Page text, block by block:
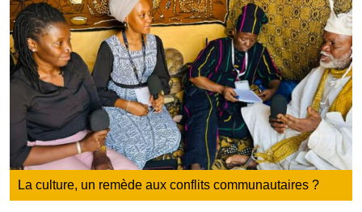
La culture, un remède aux conflits communautaires ?